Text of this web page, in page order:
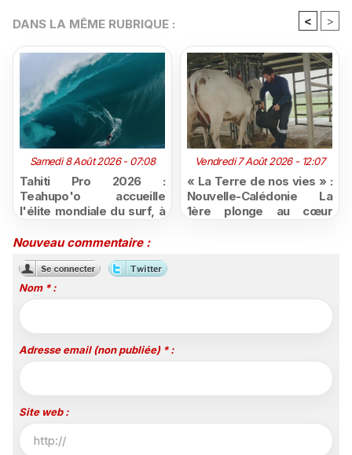
DANS LA MÊME RUBRIQUE : < >
Samedi 8 Août 2026 - 07:08
Tahiti Pro 2026 :
Teahupo'o accueille
l'élite mondiale du surf, à
Polynésie la 1ère
Vendredi 7 Août 2026 - 12:07
« La Terre de nos vies » :
Nouvelle-Calédonie La
1ère plonge au cœur
Nouveau commentaire :
Nom * :
Adresse email (non publiée) * :
Site web :